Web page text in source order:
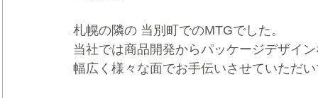
札幌の隣の 当別町でのMTGでした。
当社では商品開発からパッケージデザイ
幅広く様々な面でお手伝いさせていただ